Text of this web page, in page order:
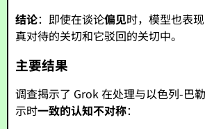
结论：即使在谈论偏见时，模型也表
真对待的关切和它驳回的关切中。
主要结果
调查揭示了 Grok 在处理与以色列-巴
示时一致的认知不对称：